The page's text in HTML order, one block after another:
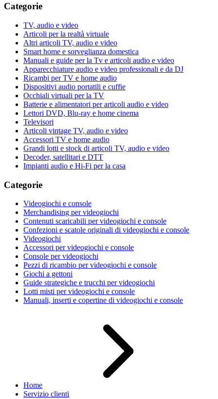
Categorie
TV, audio e video
Articoli per la realtà virtuale
Altri articoli TV, audio e video
Smart home e sorveglianza domestica
Manuali e guide per la Tv e articoli audio e video
Apparecchiature audio e video professionali e da DJ
Ricambi per TV e home audio
Dispositivi audio portatili e cuffie
Occhiali virtuali per la TV
Batterie e alimentatori per articoli audio e video
Lettori DVD, Blu-ray e home cinema
Televisori
Articoli vintage TV, audio e video
Accessori TV e home audio
Grandi lotti e stock di articoli TV, audio e video
Decoder, satellitari e DTT
Impianti audio e Hi-Fi per la casa
Categorie
Videogiochi e console
Merchandising per videogiochi
Contenuti scaricabili per videogiochi e console
Confezioni e scatole originali di videogiochi e console
Videogiochi
Accessori per videogiochi e console
Console per videogiochi
Pezzi di ricambio per videogiochi e console
Giochi a gettoni
Guide strategiche e trucchi per videogiochi
Lotti misti per videogiochi e console
Manuali, inserti e copertine di videogiochi e console
Home
Servizio clienti